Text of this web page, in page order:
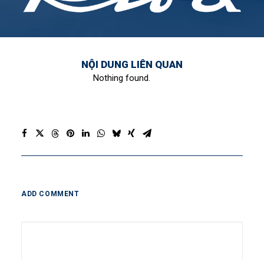
NỘI DUNG LIÊN QUAN
Nothing found.
ADD COMMENT